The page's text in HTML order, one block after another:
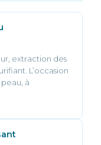
extraction des
L’occasion
à